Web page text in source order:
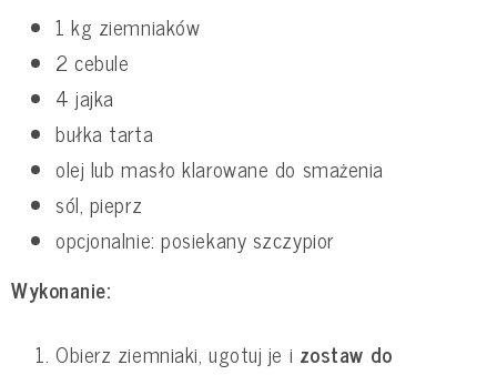
1 kg ziemniaków
2 cebule
4 jajka
bułka tarta
olej lub masło klarowane do smażenia
sól, pieprz
opcjonalnie: posiekany szczypior
Wykonanie:
Obierz ziemniaki, ugotuj je i zostaw do